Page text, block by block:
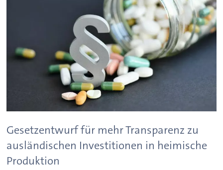
Gesetzentwurf für mehr Transparenz zu
ausländischen Investitionen in heimische
Produktion